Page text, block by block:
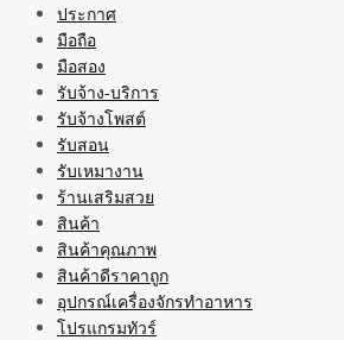
ประกาศ
มือถือ
มือสอง
รับจ้าง-บริการ
รับจ้างโพสต์
รับสอน
รับเหมางาน
ร้านเสริมสวย
สินค้า
สินค้าคุณภาพ
สินค้าดีราคาถูก
อุปกรณ์เครื่องจักรทำอาหาร
โปรแกรมทัวร์